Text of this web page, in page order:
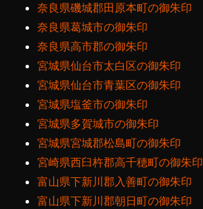
奈良県磯城郡田原本町の御朱印
奈良県葛城市の御朱印
奈良県高市郡の御朱印
宮城県仙台市太白区の御朱印
宮城県仙台市青葉区の御朱印
宮城県塩釜市の御朱印
宮城県多賀城市の御朱印
宮城県宮城郡松島町の御朱印
宮崎県西臼杵郡高千穂町の御朱印
富山県下新川郡入善町の御朱印
富山県下新川郡朝日町の御朱印